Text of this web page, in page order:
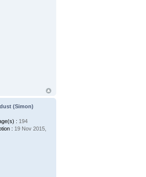
(Simon)
: 194
: 19 Nov 2015,